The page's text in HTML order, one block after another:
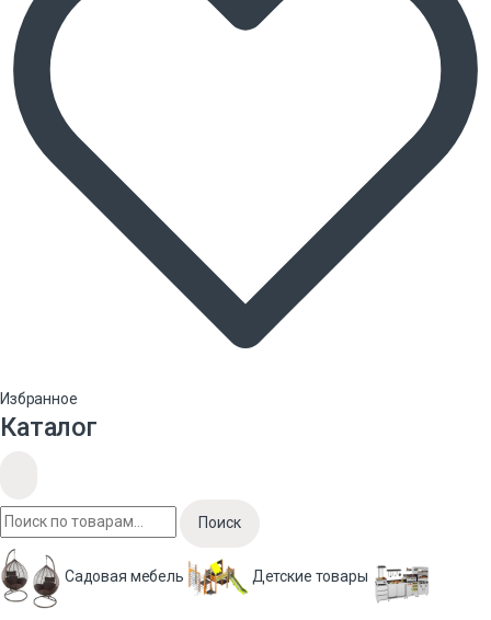
Избранное
Каталог
Поиск
Садовая мебель Детские товары